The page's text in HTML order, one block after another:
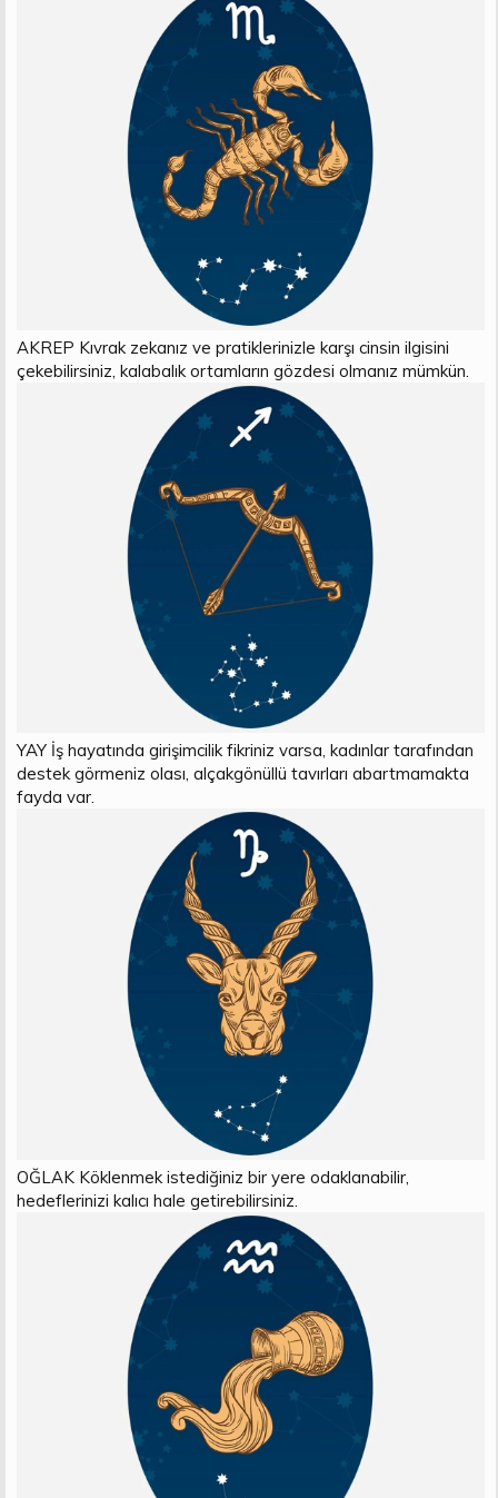
AKREP Kıvrak zekanız ve pratiklerinizle karşı cinsin ilgisini
çekebilirsiniz, kalabalık ortamların gözdesi olmanız mümkün.
YAY İş hayatında girişimcilik fikriniz varsa, kadınlar tarafından
destek görmeniz olası, alçakgönüllü tavırları abartmamakta
fayda var.
OĞLAK Köklenmek istediğiniz bir yere odaklanabilir,
hedeflerinizi kalıcı hale getirebilirsiniz.